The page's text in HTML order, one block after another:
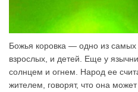
Божья коровка — одно из
взрослых, и детей. Еще у
солнцем и огнем. Народ ее
жителем, говорят, что она